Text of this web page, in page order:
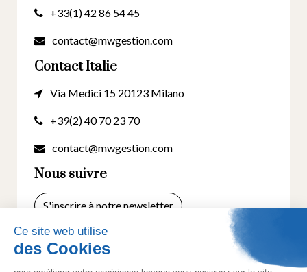
+33(1) 42 86 54 45
contact@mwgestion.com
Contact Italie
Via Medici 15 20123 Milano
+39(2) 40 70 23 70
contact@mwgestion.com
Nous suivre
S'inscrire à notre newsletter
© 2025 Tous droits réservés. Créé par Actusite.fr